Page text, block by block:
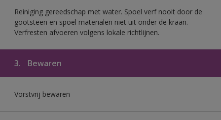
Reiniging gereedschap met water. Spoel verf nooit door de
gootsteen en spoel materialen niet uit onder de kraan.
Verfresten afvoeren volgens lokale richtlijnen.
3. Bewaren
Vorstvrij bewaren